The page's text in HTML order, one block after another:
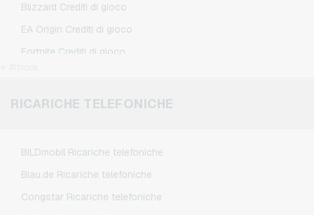
TikTok Buoni regalo
Zalando Buoni regalo
Blizzard Crediti di gioco
EA Origin Crediti di gioco
Fortnite Crediti di gioco
Minecraft Crediti di gioco
RICARICHE TELEFONICHE
BILDmobil Ricariche telefoniche
Blau.de Ricariche telefoniche
Congstar Ricariche telefoniche